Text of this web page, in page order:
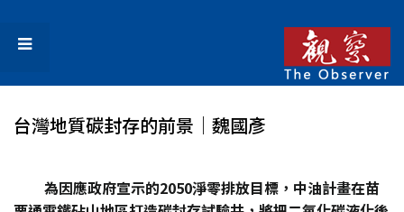
台灣地質碳封存的前景│魏國彥
為因應政府宣示的2050淨零排放目標，中油計畫在苗